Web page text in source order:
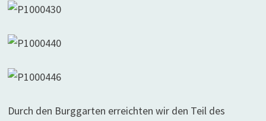
Durch den Burggarten erreichten wir den Teil des